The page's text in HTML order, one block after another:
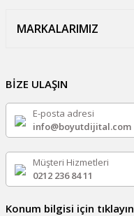
MARKALARIMIZ
BİZE ULAŞIN
E-posta adresi
info@boyutdijital.com
Müşteri Hizmetleri
0212 236 84 11
Konum bilgisi için tıklayın